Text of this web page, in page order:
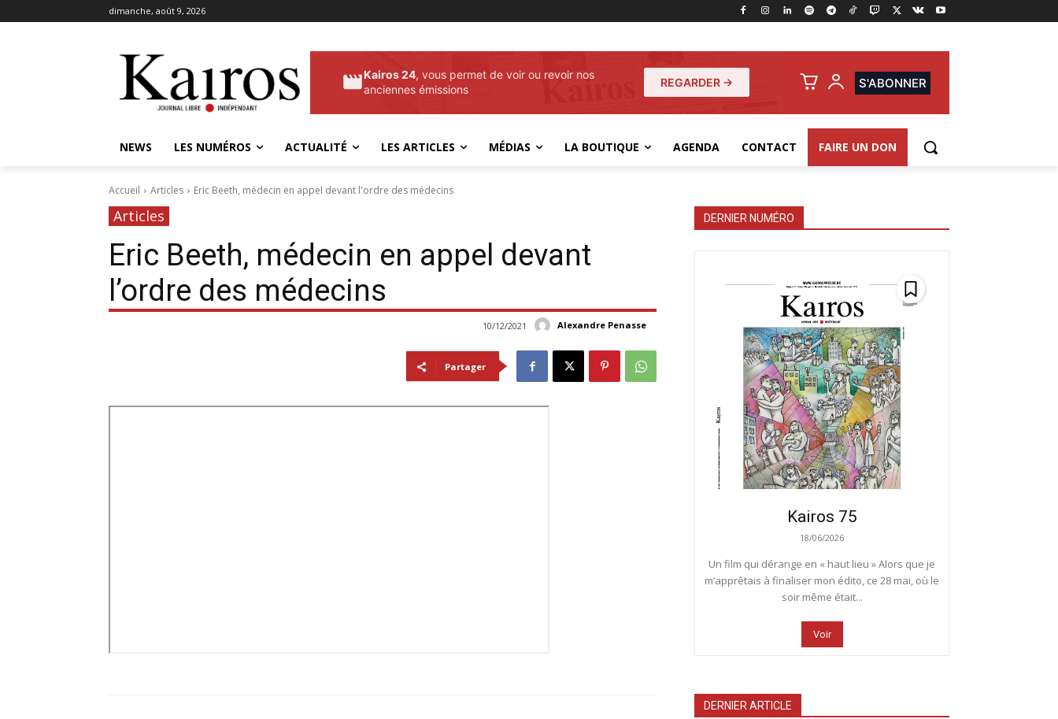
dimanche, août 9, 2026
Kairos 24, vous permet de voir ou revoir nos
anciennes émissions
REGARDER → S'ABONNER
NEWS LES NUMÉROS ACTUALITÉ LES ARTICLES MÉDIAS LA BOUTIQUE AGENDA CONTACT FAIRE UN DON
Accueil Articles Eric Beeth, médecin en appel devant l'ordre des médecins
Articles
Eric Beeth, médecin en appel devant
l’ordre des médecins
Alexandre Penasse
10/12/2021
Partager
DERNIER NUMÉRO
Kairos 75
18/06/2026
Un film qui dérange en « haut lieu » Alors que je
m’apprêtais à finaliser mon édito, ce 28 mai, où le
soir même était...
Voir
DERNIER ARTICLE